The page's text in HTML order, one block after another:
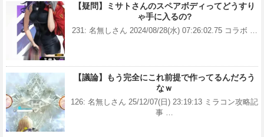
【疑問】ミサトさんのスペアボディってどうすり
ゃ手に入るの?
231: 名無しさん 2024/08/28(水) 07:26:02.75 コラボ …
【議論】もう完全にこれ前提で作ってるんだろう
なｗ
126: 名無しさん 25/12/07(日) 23:19:13 ミラコン攻略記
事 …